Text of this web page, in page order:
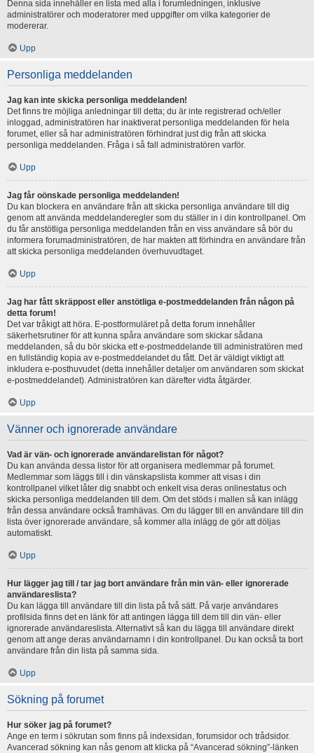
Denna sida innehåller en lista med alla i forumledningen, inklusive
administratörer och moderatorer med uppgifter om vilka kategorier de
modererar.
Upp
Personliga meddelanden
Jag kan inte skicka personliga meddelanden!
Det finns tre möjliga anledningar till detta; du är inte registrerad och/eller
inloggad, administratören har inaktiverat personliga meddelanden för hela
forumet, eller så har administratören förhindrat just dig från att skicka
personliga meddelanden. Fråga i så fall administratören varför.
Upp
Jag får oönskade personliga meddelanden!
Du kan blockera en användare från att skicka personliga användare till dig
genom att använda meddelanderegler som du ställer in i din kontrollpanel. Om
du får anstötliga personliga meddelanden från en viss användare så bör du
informera forumadministratören, de har makten att förhindra en användare från
att skicka personliga meddelanden överhuvudtaget.
Upp
Jag har fått skräppost eller anstötliga e-postmeddelanden från någon på
detta forum!
Det var tråkigt att höra. E-postformuläret på detta forum innehåller
säkerhetsrutiner för att kunna spåra användare som skickar sådana
meddelanden, så du bör skicka ett e-postmeddelande till administratören med
en fullständig kopia av e-postmeddelandet du fått. Det är väldigt viktigt att
inkludera e-posthuvudet (detta innehåller detaljer om användaren som skickat
e-postmeddelandet). Administratören kan därefter vidta åtgärder.
Upp
Vänner och ignorerade användare
Vad är vän- och ignorerade användarelistan för något?
Du kan använda dessa listor för att organisera medlemmar på forumet.
Medlemmar som läggs till i din vänskapslista kommer att visas i din
kontrollpanel vilket låter dig snabbt och enkelt visa deras onlinestatus och
skicka personliga meddelanden till dem. Om det stöds i mallen så kan inlägg
från dessa användare också framhävas. Om du lägger till en användare till din
lista över ignorerade användare, så kommer alla inlägg de gör att döljas
automatiskt.
Upp
Hur lägger jag till / tar jag bort användare från min vän- eller ignorerade
användareslista?
Du kan lägga till användare till din lista på två sätt. På varje användares
profilsida finns det en länk för att antingen lägga till dem till din vän- eller
ignorerade användareslista. Alternativt så kan du lägga till användare direkt
genom att ange deras användarnamn i din kontrollpanel. Du kan också ta bort
användare från din lista på samma sida.
Upp
Sökning på forumet
Hur söker jag på forumet?
Ange en term i sökrutan som finns på indexsidan, forumsidor och trådsidor.
Avancerad sökning kan nås genom att klicka på “Avancerad sökning”-länken